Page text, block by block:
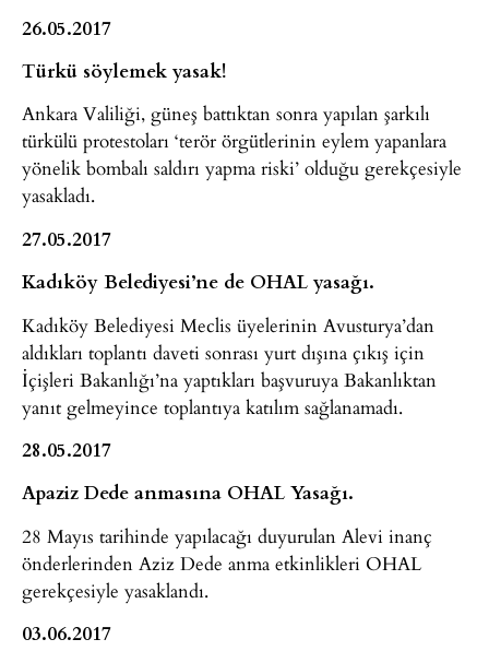
26.05.2017
Türkü söylemek yasak!
Ankara Valiliği, güneş battıktan sonra yapılan şarkılı
türkülü protestoları ‘terör örgütlerinin eylem yapanlara
yönelik bombalı saldırı yapma riski’ olduğu gerekçesiyle
yasakladı.
27.05.2017
Kadıköy Belediyesi’ne de OHAL yasağı.
Kadıköy Belediyesi Meclis üyelerinin Avusturya’dan
aldıkları toplantı daveti sonrası yurt dışına çıkış için
İçişleri Bakanlığı’na yaptıkları başvuruya Bakanlıktan
yanıt gelmeyince toplantıya katılım sağlanamadı.
28.05.2017
Apaziz Dede anmasına OHAL Yasağı.
28 Mayıs tarihinde yapılacağı duyurulan Alevi inanç
önderlerinden Aziz Dede anma etkinlikleri OHAL
gerekçesiyle yasaklandı.
03.06.2017